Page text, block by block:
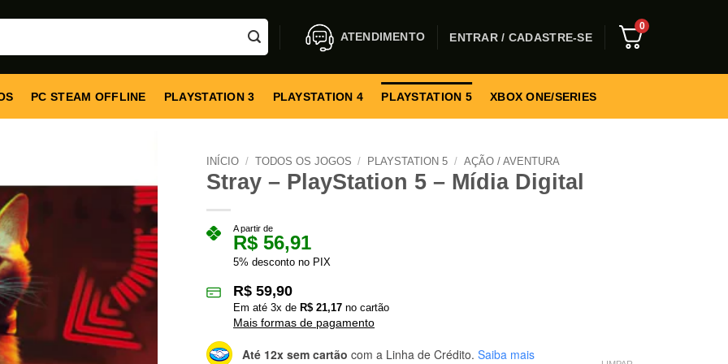
ATENDIMENTO ENTRAR / CADASTRE-SE
0
PC STEAM OFFLINE PLAYSTATION 3 PLAYSTATION 4 PLAYSTATION 5 XBOX ONE/SERIES
INÍCIO / TODOS OS JOGOS / PLAYSTATION 5 / AÇÃO / AVENTURA
Stray – PlayStation 5 – Mídia Digital
A partir de
R$ 56,91
5% desconto no PIX
R$ 59,90
Em até 3x de R$ 21,17 no cartão
Mais formas de pagamento
Até 12x sem cartão com a Linha de Crédito. Saiba mais